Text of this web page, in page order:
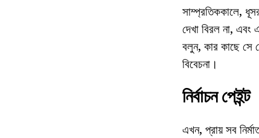
সাম্প্রতিককালে,
দেখা বিরল না,
বলুন, কার কাছে সে
বিবেচনা।
নির্বাচন পেইন্ট
এখন, প্রায় সব